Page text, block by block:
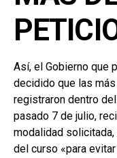
Así, el Gobierno que
decidido que las
registraron dentro
pasado 7 de julio,
modalidad
del curso «para